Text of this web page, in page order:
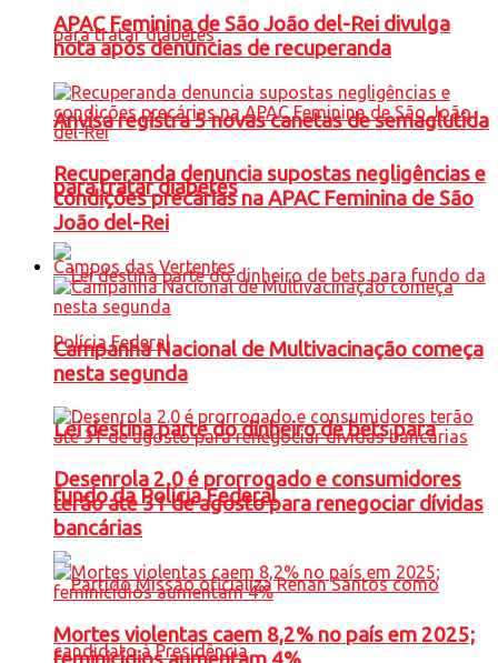
Anvisa registra 5 novas canetas de semaglutida
para tratar diabetes
Lei destina parte do dinheiro de bets para
fundo da Polícia Federal
APAC Feminina de São João del-Rei divulga
nota após denúncias de recuperanda
Recuperanda denuncia supostas negligências e
condições precárias na APAC Feminina de São
João del-Rei
Campos das Vertentes
Campanha Nacional de Multivacinação começa
nesta segunda
Desenrola 2.0 é prorrogado e consumidores
terão até 31 de agosto para renegociar dívidas
bancárias
Mortes violentas caem 8,2% no país em 2025;